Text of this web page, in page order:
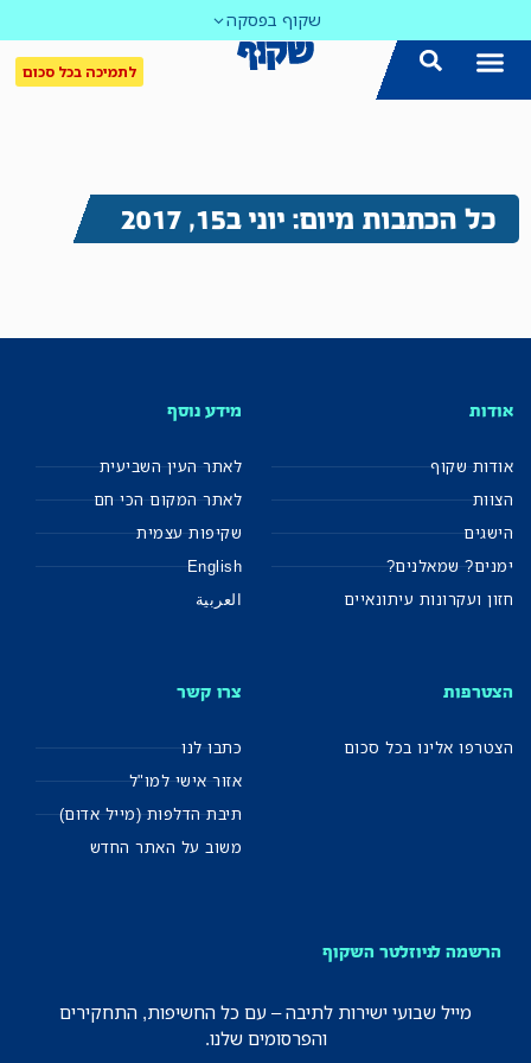
שקוף בפסקה
לתמיכה בכל סכום
כל הכתבות מיום: יוני ב15, 2017
אודות
אודות שקוף
הצוות
הישגים
ימנים? שמאלנים?
חזון ועקרונות עיתונאיים
מידע נוסף
לאתר העין השביעית
לאתר המקום הכי חם
שקיפות עצמית
English
العربية
הצטרפות
הצטרפו אלינו בכל סכום
צרו קשר
כתבו לנו
אזור אישי למו"ל
תיבת הדלפות (מייל אדום)
משוב על האתר החדש
הרשמה לניוזלטר השקוף
מייל שבועי ישירות לתיבה – עם כל החשיפות, התחקירים
והפרסומים שלנו.